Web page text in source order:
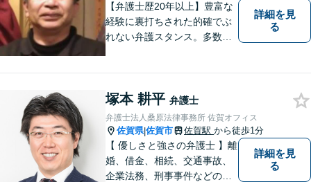
【弁護士歴20年以上】豊富な
経験に裏打ちされた的確でぶ
れない弁護スタンス。多数の
法書士などとも連携しワンス
トップで解決。難事件には他
弁護士と協力も。元調停委
員。
詳細を見
る
塚本 耕平 弁護士
弁護士法人桑原法律事務所 佐賀オフィス
佐賀県|佐賀市 佐賀駅 から徒歩1分
【 優しさと強さの弁護士 】離
婚、借金、相続、交通事故、
企業法務、刑事事件などのご
詳細を見
る